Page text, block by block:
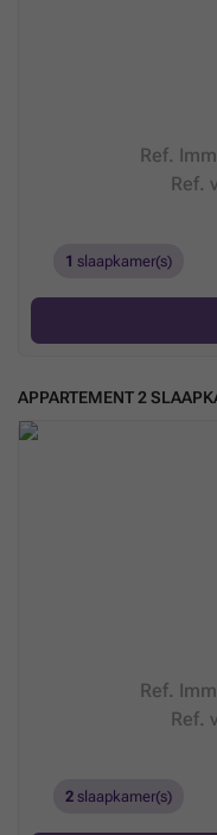
Ref.
Ref.
1 slaapkamer(s)
APPARTEMENT 2
Ref.
Ref.
2slaapkamer(s)